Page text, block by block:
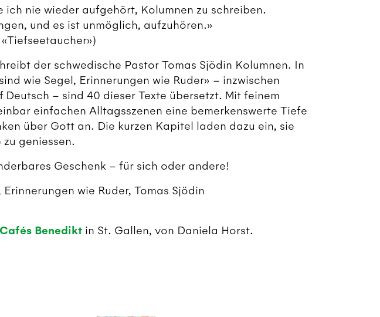
ich nie wieder aufgehört, Kolumnen zu schreiben.
und es ist unmöglich, aufzuhören.»
der schwedische Pastor Tomas Sjödin Kolumnen. In
wie Segel, Erinnerungen wie Ruder» – inzwischen
– sind 40 dieser Texte übersetzt. Mit feinem
einfachen Alltagsszenen eine bemerkenswerte Tiefe
über Gott an. Die kurzen Kapitel laden dazu ein, sie
geniessen.
Geschenk – für sich oder andere!
wie Ruder, Tomas Sjödin
Benedikt in St. Gallen, von Daniela Horst.